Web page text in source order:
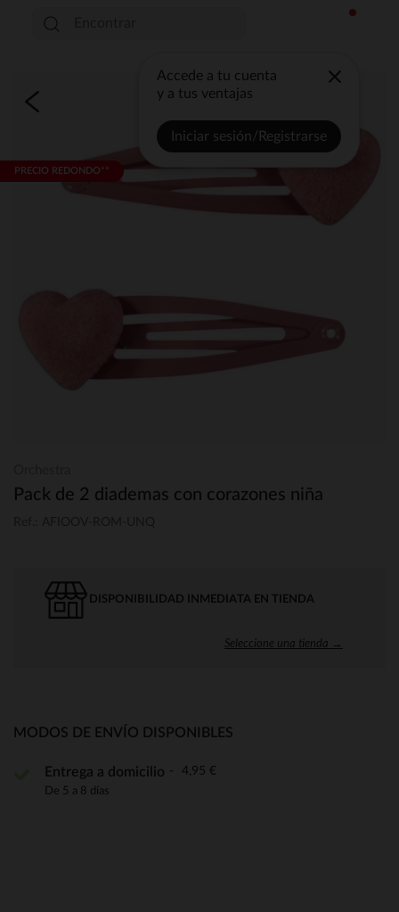
Accede a tu cuenta
y a tus ventajas
Iniciar sesión/Registrarse
PRECIO REDONDO**
Pack de 2 diademas con corazones niña
DISPONIBILIDAD INMEDIATA EN TIENDA
Seleccione una tienda →
MODOS DE ENVÍO DISPONIBLES
Entrega a domicilio 4,95 €
De 5 a 8 días